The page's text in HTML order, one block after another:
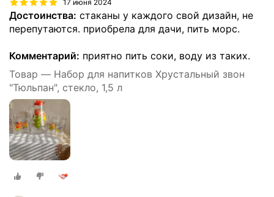
17 июня 2024
Достоинства: стаканы у каждого свой дизайн, не
перепутаются. приобрела для дачи, пить морс.
Комментарий: приятно пить соки, воду из таких.
Товар — Набор для напитков Хрустальный звон
"Тюльпан", стекло, 1,5 л